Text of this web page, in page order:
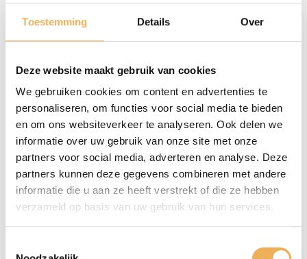
Toestemming Details Over
Deze website maakt gebruik van cookies
We gebruiken cookies om content en advertenties te
personaliseren, om functies voor social media te bieden
en om ons websiteverkeer te analyseren. Ook delen we
informatie over uw gebruik van onze site met onze
partners voor social media, adverteren en analyse. Deze
partners kunnen deze gegevens combineren met andere
informatie die u aan ze heeft verstrekt of die ze hebben
verzameld op basis van uw gebruik van hun services.
€85.95
€85.95
WASBEITS KOLONIAAL
€ 6.50 - €85.95Prijsklasse:
€6.50
WASBEITS LICHTEIKEN
€6.50 - €85.95Prijsklasse:
€6.50
tot
€85.95